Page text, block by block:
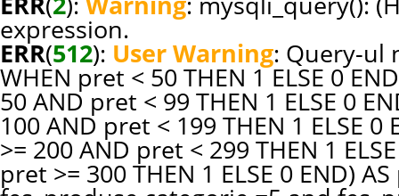
expression.
ERR(512): User Warning: Query-ul
WHEN pret < 50 THEN 1 ELSE 0
50 AND pret < 99 THEN 1 ELSE 0
100 AND pret < 199 THEN 1 ELSE
>= 200 AND pret < 299 THEN 1
pret >= 300 THEN 1 ELSE 0 END)